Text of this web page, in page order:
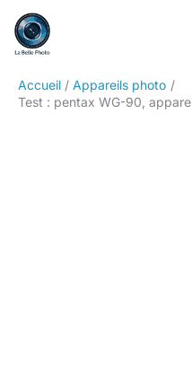
contenu
Accueil
Appareils photo
Test : pentax WG-90,
Rechercher